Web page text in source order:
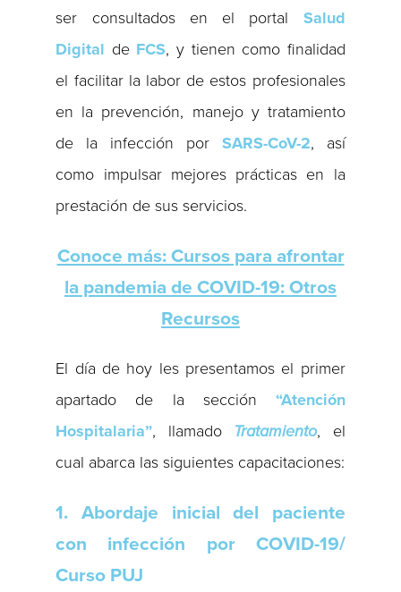
ser consultados en el portal Salud
Digital de FCS, y tienen como finalidad
el facilitar la labor de estos profesionales
en la prevención, manejo y tratamiento
de la infección por SARS-CoV-2, así
como impulsar mejores prácticas en la
prestación de sus servicios.
Conoce más: Cursos para afrontar
la pandemia de COVID-19: Otros
Recursos
El día de hoy les presentamos el primer
apartado de la sección “Atención
Hospitalaria”, llamado Tratamiento, el
cual abarca las siguientes capacitaciones:
1. Abordaje inicial del paciente
con infección por COVID-19/
Curso PUJ